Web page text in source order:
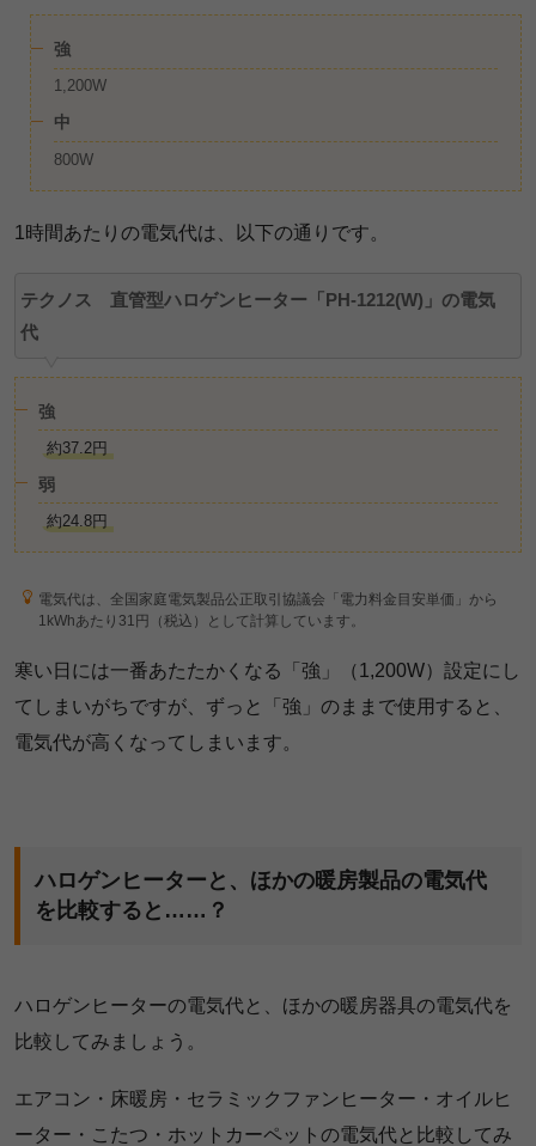
強
1,200W
中
800W
1時間あたりの電気代は、以下の通りです。
テクノス 直管型ハロゲンヒーター「PH-1212(W)」の電気
代
強
約37.2円
弱
約24.8円
電気代は、全国家庭電気製品公正取引協議会「電力料金目安単価」から
1kWhあたり31円（税込）として計算しています。
寒い日には一番あたたかくなる「強」（1,200W）設定にし
てしまいがちですが、ずっと「強」のままで使用すると、
電気代が高くなってしまいます。
ハロゲンヒーターと、ほかの暖房製品の電気代
を比較すると……？
ハロゲンヒーターの電気代と、ほかの暖房器具の電気代を
比較してみましょう。
エアコン・床暖房・セラミックファンヒーター・オイルヒ
ーター・こたつ・ホットカーペットの電気代と比較してみ